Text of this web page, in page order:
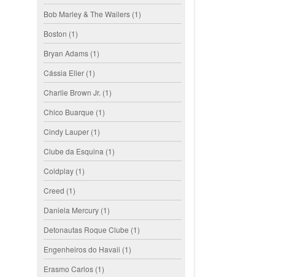
Bob Marley & The Wailers (1)
Boston (1)
Bryan Adams (1)
Cássia Eller (1)
Charlie Brown Jr. (1)
Chico Buarque (1)
Cindy Lauper (1)
Clube da Esquina (1)
Coldplay (1)
Creed (1)
Daniela Mercury (1)
Detonautas Roque Clube (1)
Engenheiros do Havaii (1)
Erasmo Carlos (1)